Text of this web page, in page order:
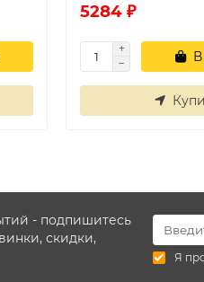
5284 ₽
- подпишитесь
скидки,
Я